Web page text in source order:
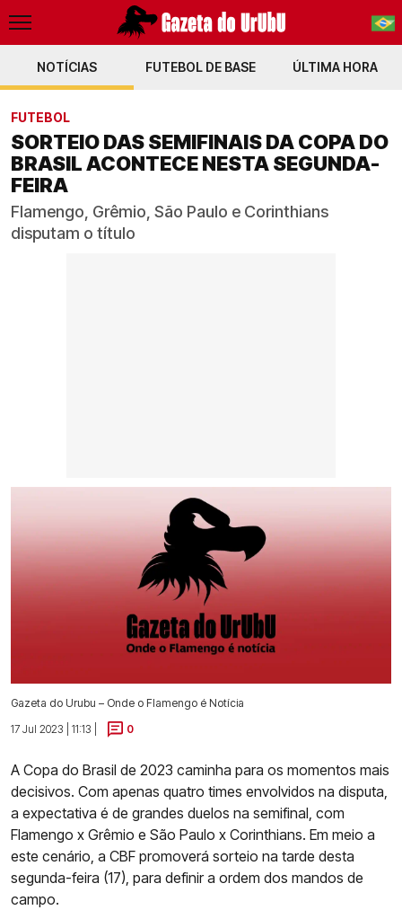
PT-BR
NOTÍCIAS FUTEBOL DE BASE ÚLTIMA HORA
FUTEBOL
SORTEIO DAS SEMIFINAIS DA COPA DO
BRASIL ACONTECE NESTA SEGUNDA-
FEIRA
Flamengo, Grêmio, São Paulo e Corinthians
disputam o título
Gazeta do Urubu – Onde o Flamengo é Notícia
17 Jul 2023 | 11:13 |
0
A Copa do Brasil de 2023 caminha para os momentos mais
decisivos. Com apenas quatro times envolvidos na disputa,
a expectativa é de grandes duelos na semifinal, com
Flamengo x Grêmio e São Paulo x Corinthians. Em meio a
este cenário, a CBF promoverá sorteio na tarde desta
segunda-feira (17), para definir a ordem dos mandos de
campo.